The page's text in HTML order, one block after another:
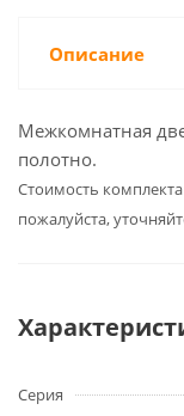
Описание
Межкомнатная
полотно.
Cтоимость
пожалуйста,
Серия